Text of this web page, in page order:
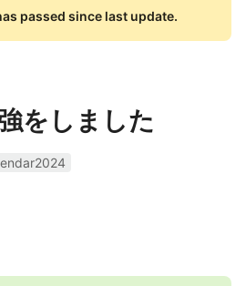
passed since last update.
をしました